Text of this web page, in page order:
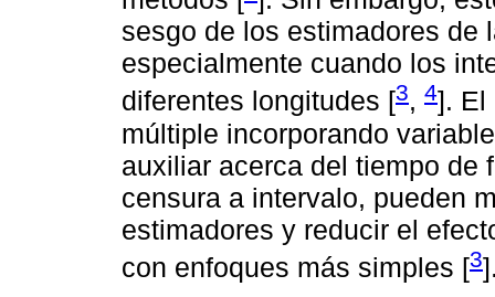
sesgo de los estimadores de
especialmente cuando los
diferentes longitudes [3, 4]. El
múltiple incorporando
auxiliar acerca del tiempo de
censura a intervalo, pueden
estimadores y reducir el
con enfoques más simples [3